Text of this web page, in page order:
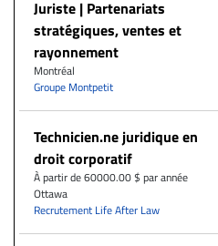
Juriste | Partenariats
stratégiques, ventes et
rayonnement
Montréal
Groupe Montpetit
Technicien.ne juridique en
droit corporatif
À partir de 60000.00 $ par année
Ottawa
Recrutement Life After Law